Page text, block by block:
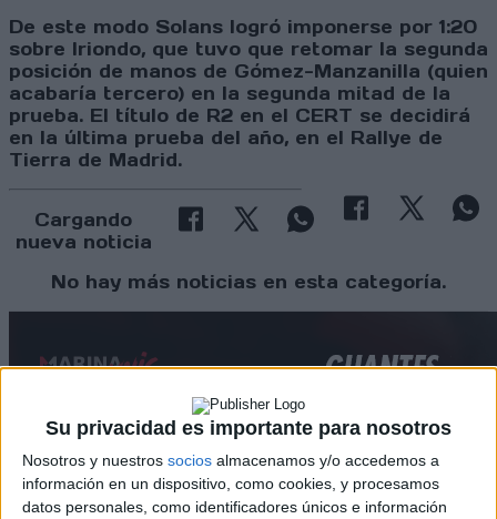
Su privacidad es importante para nosotros
Nosotros y nuestros socios almacenamos y/o accedemos a
información en un dispositivo, como cookies, y procesamos
datos personales, como identificadores únicos e información
De este modo Solans logró imponerse por 1:20
sobre Iriondo, que tuvo que retomar la segunda
posición de manos de Gómez-Manzanilla (quien
acabaría tercero) en la segunda mitad de la
prueba. El título de R2 en el CERT se decidirá
en la última prueba del año, en el Rallye de
Tierra de Madrid.
Cargando
nueva noticia
No hay más noticias en esta categoría.
Rallyes